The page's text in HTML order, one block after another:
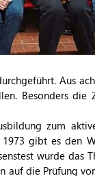
Aus
Besonders
zum
gibt es den
wurde das
auf die Prüfung